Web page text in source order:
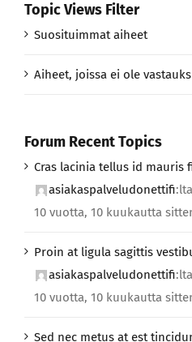
Topic Views Filter
Suosituimmat aiheet
Aiheet, joissa ei ole
Forum Recent Topics
Cras lacinia tellus id mauris
asiakaspalveludonettifi:lta
10 vuotta, 10 kuukautta
Proin at ligula sagittis
asiakaspalveludonettifi:lta
10 vuotta, 10 kuukautta
Sed nec metus at est